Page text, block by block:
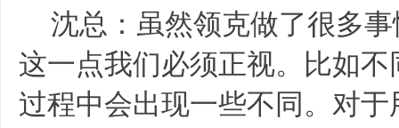
沈总：虽然领克做了很多
这一点我们必须正视。比如
过程中会出现一些不同。对